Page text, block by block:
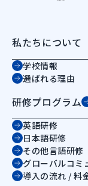
私たちについて
学校情報
選ばれる理由
研修プログラム
英語研修
日本語研修
その他言語研修
グローバルコミ
導入の流れ / 料